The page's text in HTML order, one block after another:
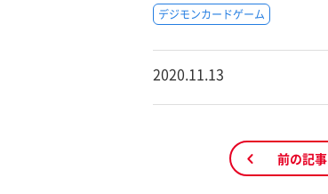
デジモンカードゲーム
2020.11.13
前の記事